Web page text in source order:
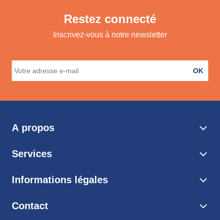
Restez connecté
Inscrivez-vous à notre newsletter
OK
A propos
Services
Informations légales
Contact